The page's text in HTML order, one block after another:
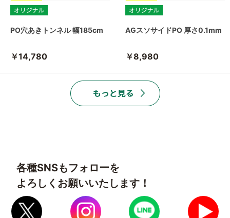
PO穴あきトンネル 幅185cm
￥14,780
AGスソサイドPO 厚さ0.1mm
￥8,980
各種SNSもフォローを
よろしくお願いいたします！